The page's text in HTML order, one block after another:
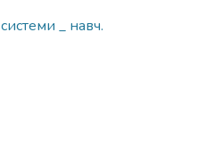
_ навч.